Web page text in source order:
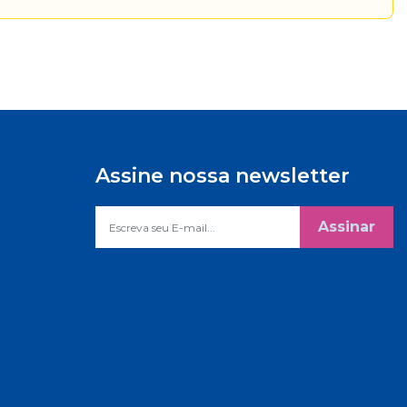
Assine nossa newsletter
Assinar